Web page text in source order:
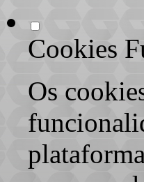
Cookies
Os